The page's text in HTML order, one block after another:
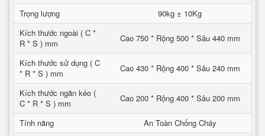
Trọng lượng
90kg ± 10Kg
Kích thước ngoài ( C *
R * S ) mm
Cao 750 * Rộng 500 * Sâu 440 mm
Kích thước sử dụng ( C
* R * S ) mm
Cao 430 * Rộng 400 * Sâu 240 mm
Kích thước ngăn kéo (
C * R * S ) mm
Cao 200 * Rộng 400 * Sâu 200 mm
Tính năng
An Toàn Chống Cháy